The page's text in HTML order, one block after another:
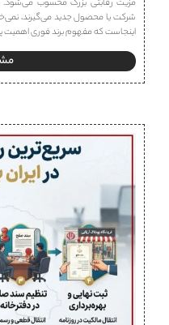
مزیت رقابتی بزرگ محسوب می‌شود.
شرکت یا محصول جدید می‌گیرند،
اینجاست که مفهوم برند فوری اهمیت